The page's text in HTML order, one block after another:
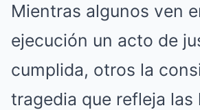
Mientras algunos ven
ejecución un acto de
cumplida, otros la
tragedia que refleja las